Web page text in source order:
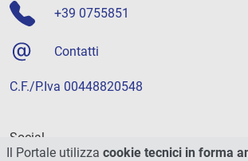
+39 0755851
Contatti
C.F./P.Iva 00448820548
Social
Il Portale utilizza cookie tecnici in forma